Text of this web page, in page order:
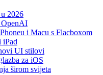
2026
OpenAI
i Macu s Flacboxom
iPad
UI stilovi
za iOS
širom svijeta